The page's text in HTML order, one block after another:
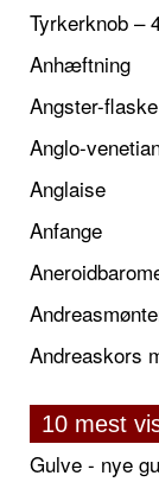
Tyrkerknob –
Anhæftning
Angster-flaske
Anglo-
Anglaise
Anfange
Andreaskors
10 mest
Gulve - nye